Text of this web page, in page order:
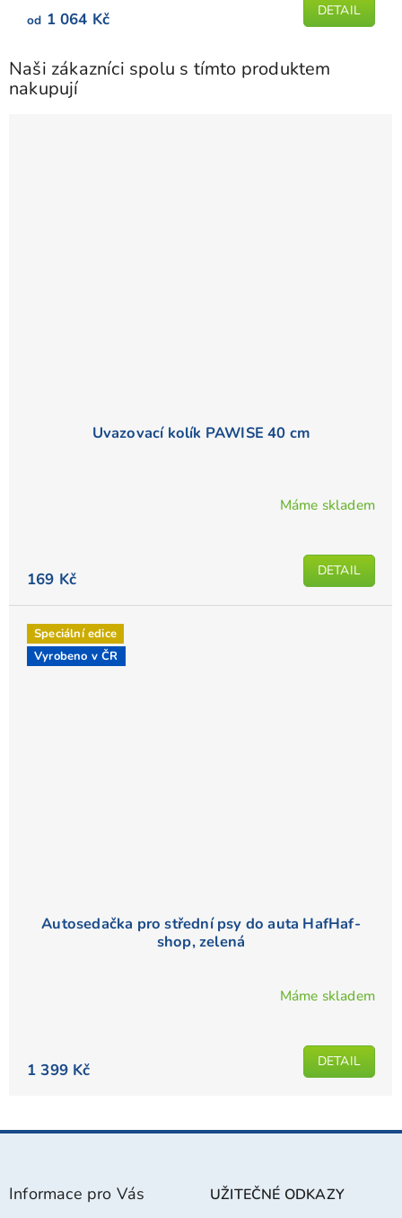
od 1 064 Kč DETAIL
Naši zákazníci spolu s tímto produktem
nakupují
Uvazovací kolík PAWISE 40 cm
Máme skladem
169 Kč DETAIL
Speciální edice
Vyrobeno v ČR
Autosedačka pro střední psy do auta HafHaf-
shop, zelená
je
5
Máme skladem
1 399 Kč DETAIL
Z
Informace pro Vás UŽITEČNÉ ODKAZY